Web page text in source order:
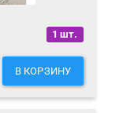
1 шт.
В КОРЗИНУ